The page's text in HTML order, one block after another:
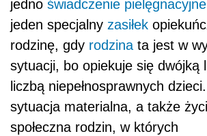
jedno świadczenie pielęgnacyjne
jeden specjalny zasiłek
rodzinę, gdy rodzinata jest w
sytuacji, bo opiekuje się dwójką
liczbą niepełnosprawnych
sytuacja materialna, a także
społeczna rodzin, w których